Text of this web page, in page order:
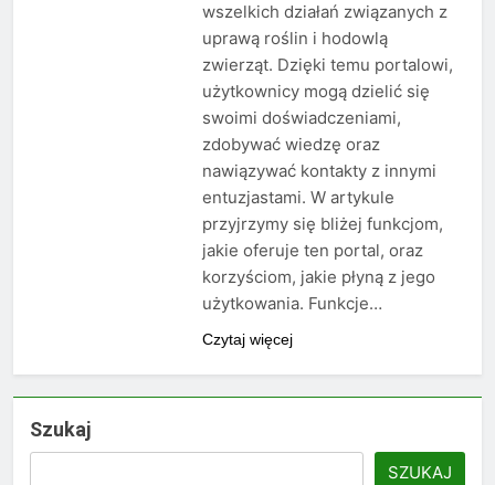
wszelkich działań związanych z
uprawą roślin i hodowlą
zwierząt. Dzięki temu portalowi,
użytkownicy mogą dzielić się
swoimi doświadczeniami,
zdobywać wiedzę oraz
nawiązywać kontakty z innymi
entuzjastami. W artykule
przyjrzymy się bliżej funkcjom,
jakie oferuje ten portal, oraz
korzyściom, jakie płyną z jego
użytkowania. Funkcje…
Czytaj więcej
Szukaj
SZUKAJ